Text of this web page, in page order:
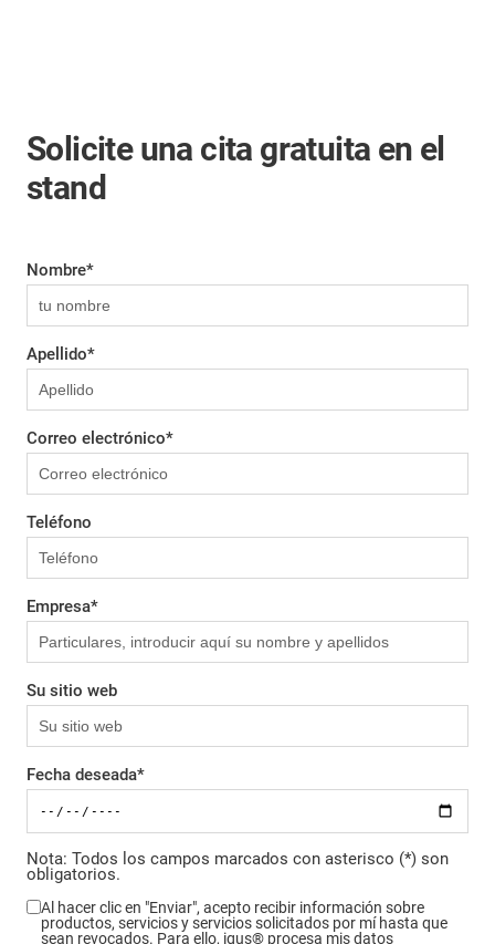
Solicite una cita gratuita en el
stand
Nombre*
Apellido*
Correo electrónico*
Teléfono
Empresa*
Su sitio web
Fecha deseada*
Nota: Todos los campos marcados con asterisco (*) son
obligatorios.
Al hacer clic en "Enviar", acepto recibir información sobre
productos, servicios y servicios solicitados por mí hasta que
sean revocados. Para ello, igus® procesa mis datos